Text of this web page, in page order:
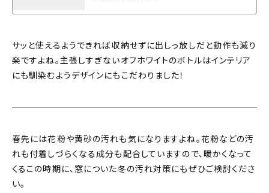
サッと使えるようできれば収納せずに出しっ放しだと動作も減り
楽ですよね。主張しすぎないオフホワイトのボトルはインテリア
にも馴染むようデザインにもこだわりました！
春先には花粉や黄砂の汚れも気になりますよね。花粉などの汚
れも付着しづらくなる成分も配合していますので、暖かくなって
くるこの時期に、窓についた冬の汚れ対策にもぜひご検討くださ
い。